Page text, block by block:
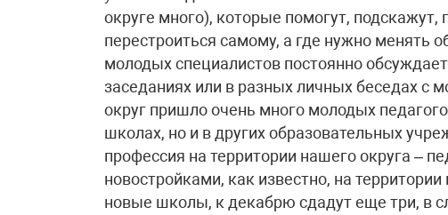
округе много), которые помогут, подскажут,
перестроиться самому, а где нужно менять
молодых специалистов постоянно
заседаниях или в разных личных беседах с
округ пришло очень много молодых
школах, но и в других образовательных
профессия на территории нашего округа –
новостройками, как известно, на
новые школы, к декабрю сдадут еще три, в